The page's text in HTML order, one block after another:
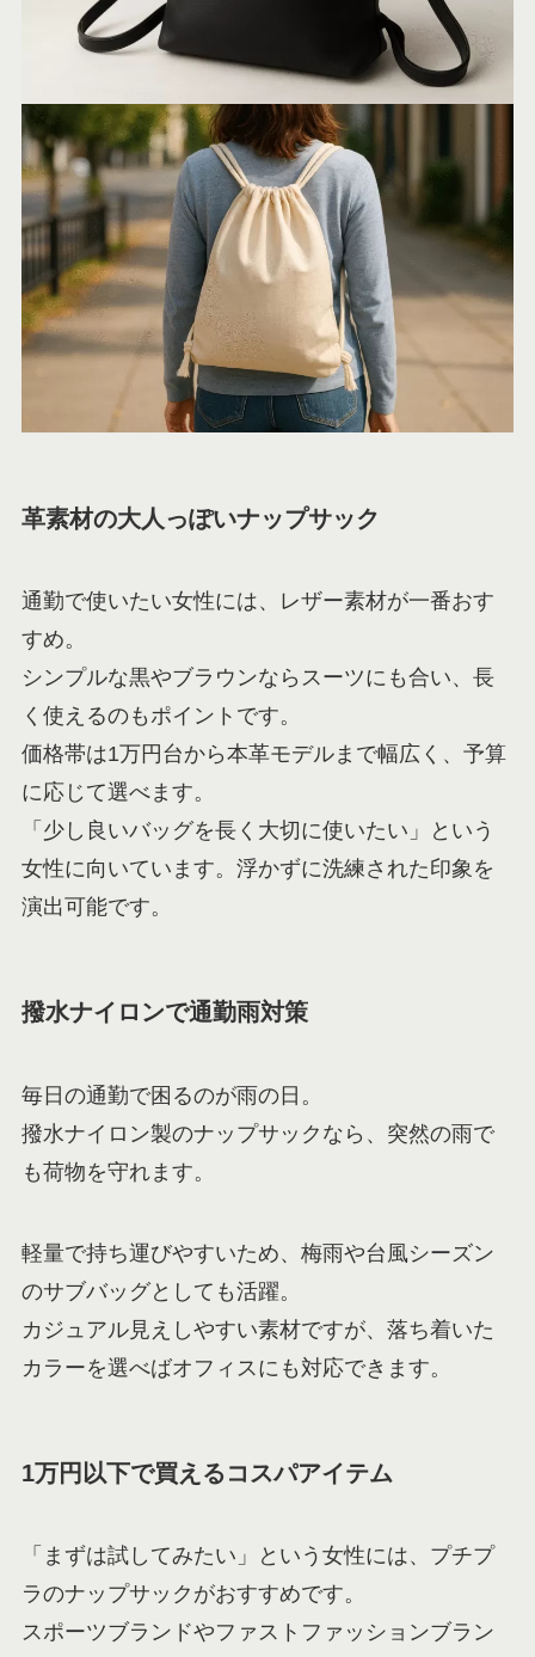
革素材の大人っぽいナップサック
通勤で使いたい女性には、レザー素材が一番おす
すめ。
シンプルな黒やブラウンならスーツにも合い、長
く使えるのもポイントです。
価格帯は1万円台から本革モデルまで幅広く、予算
に応じて選べます。
「少し良いバッグを長く大切に使いたい」という
女性に向いています。浮かずに洗練された印象を
演出可能です。
撥水ナイロンで通勤雨対策
毎日の通勤で困るのが雨の日。
撥水ナイロン製のナップサックなら、突然の雨で
も荷物を守れます。
軽量で持ち運びやすいため、梅雨や台風シーズン
のサブバッグとしても活躍。
カジュアル見えしやすい素材ですが、落ち着いた
カラーを選べばオフィスにも対応できます。
1万円以下で買えるコスパアイテム
「まずは試してみたい」という女性には、プチプ
ラのナップサックがおすすめです。
スポーツブランドやファストファッションブラン